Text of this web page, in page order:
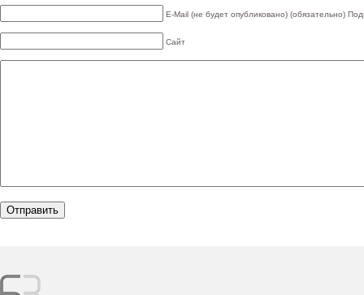
E-Mail (не будет опубликовано) (обязательно)
Сайт